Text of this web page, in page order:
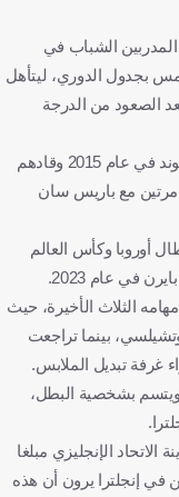
الشباب في
بجدول الدوري، ليتأهل
الصعود من الدرجة
وقد خلف مواطنه يورجن كلوب في بوروسيا دورتموند في عام 2015 وقادهم
مرتين مع باريس سان
أوروبا وكأس العالم
الثلاث الأخيرة، حيث
بينما تراجعت
غرفة تبديل الملابس.
بشخصية البطل،
الإنجليزي مبلغا
في إنجلترا يرون أن هذه